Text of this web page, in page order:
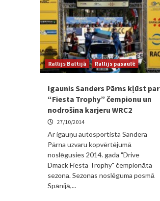
Rallijs Baltijā Rallijs pasaulē
Igaunis Sanders Pārns kļūst par
“Fiesta Trophy” čempionu un
nodrošina karjeru WRC2
27/10/2014
Ar igauņu autosportista Sandera
Pārna uzvaru kopvērtējumā
noslēgusies 2014. gada "Drive
Dmack Fiesta Trophy" čempionāta
sezona. Sezonas noslēguma posmā
Spānijā,...